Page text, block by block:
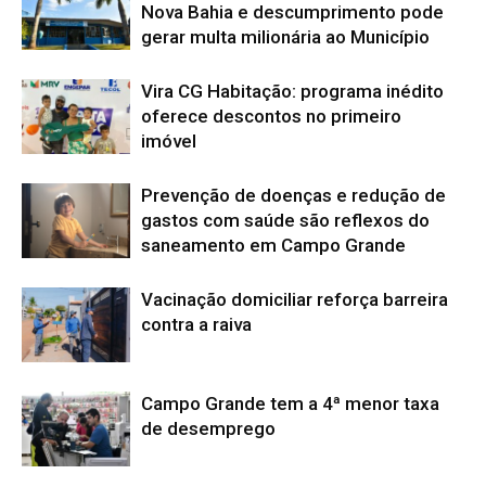
Nova Bahia e descumprimento pode
gerar multa milionária ao Município
Vira CG Habitação: programa inédito
oferece descontos no primeiro
imóvel
Prevenção de doenças e redução de
gastos com saúde são reflexos do
saneamento em Campo Grande
Vacinação domiciliar reforça barreira
contra a raiva
Campo Grande tem a 4ª menor taxa
de desemprego